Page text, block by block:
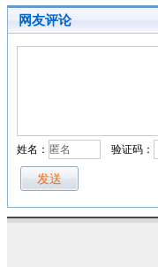
网友评论
姓名： 验证码：